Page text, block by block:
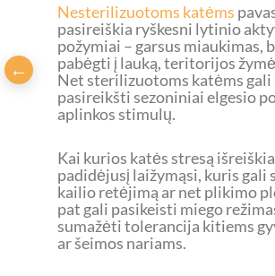
Nesterilizuotoms katėms
pasireiškia ryškesni lytinio
požymiai – garsus miaukimas,
pabėgti į lauką, teritorijos
Net sterilizuotoms katėms gali
pasireikšti sezoniniai elgesio
aplinkos stimulų.
Kai kurios katės stresą
padidėjusį laižymąsi, kuris gali
kailio retėjimą ar net plikimo
pat gali pasikeisti miego
sumažėti tolerancija kitiems
ar šeimos nariams.